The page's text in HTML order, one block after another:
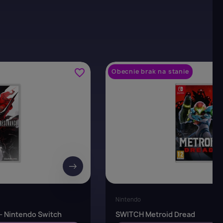
favorite_border
Nintendo Switch
Obecnie brak na stanie
Nintendo
SWITCH Metroid Dread
→